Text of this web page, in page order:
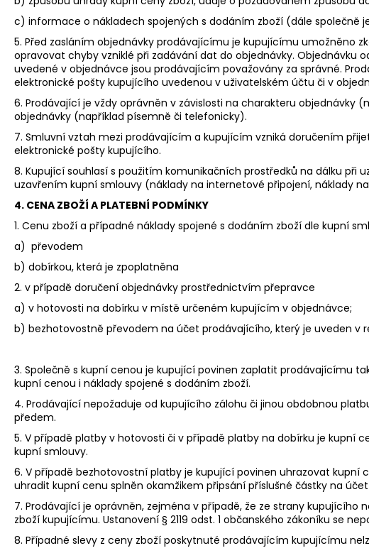
c) informace o nákladech spojených s dodáním zboží (dále společně
5. Před zasláním objednávky prodávajícímu je kupujícímu umožněno
opravovat chyby vzniklé při zadávání dat do objednávky. Objednávku
uvedené v objednávce jsou prodávajícím považovány za správné.
elektronické pošty kupujícího uvedenou v uživatelském účtu či v
6. Prodávající je vždy oprávněn v závislosti na charakteru
objednávky (například písemně či telefonicky).
7. Smluvní vztah mezi prodávajícím a kupujícím vzniká doručením
elektronické pošty kupujícího.
8. Kupující souhlasí s použitím komunikačních prostředků na dálku při
uzavřením kupní smlouvy (náklady na internetové připojení, náklady
4. CENA ZBOŽÍ A PLATEBNÍ PODMÍNKY
1. Cenu zboží a případné náklady spojené s dodáním zboží dle kupní
a) převodem
b) dobírkou, která je zpoplatněna
2. v případě doručení objednávky prostřednictvím přepravce
a) v hotovosti na dobírku v místě určeném kupujícím v objednávce;
b) bezhotovostně převodem na účet prodávajícího, který je uveden v
3. Společně s kupní cenou je kupující povinen zaplatit prodávajícímu
kupní cenou i náklady spojené s dodáním zboží.
4. Prodávající nepožaduje od kupujícího zálohu či jinou obdobnou
předem.
5. V případě platby v hotovosti či v případě platby na dobírku je kupní
kupní smlouvy.
6. V případě bezhotovostní platby je kupující povinen uhrazovat
uhradit kupní cenu splněn okamžikem připsání příslušné částky na
7. Prodávající je oprávněn, zejména v případě, že ze strany
zboží kupujícímu. Ustanovení § 2119 odst. 1 občanského zákoníku se
8. Případné slevy z ceny zboží poskytnuté prodávajícím kupujícímu